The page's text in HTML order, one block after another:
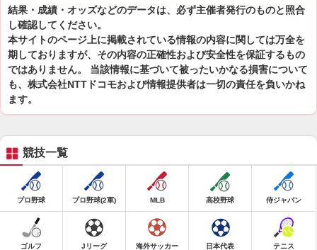
結果・成績・オッズなどのデータは、必ず主催者発行のものと照合
し確認してください。
本サイトのページ上に掲載されている情報の内容に関しては万全を
期しておりますが、その内容の正確性および安全性を保証するもの
ではありません。 当該情報に基づいて被ったいかなる損害について
も、株式会社NTTドコモおよび情報提供者は一切の責任を負いかね
ます。
競技一覧
プロ野球 プロ野球(2軍) MLB 高校野球 侍ジャパン
ゴルフ Jリーグ 海外サッカー 日本代表 テニス